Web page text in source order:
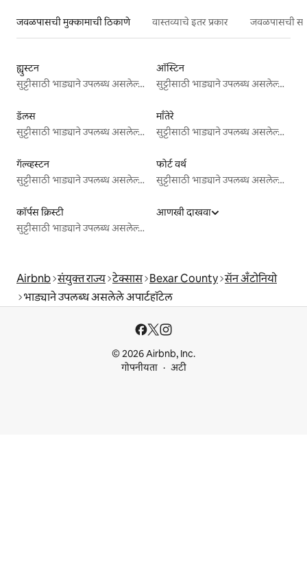
जवळपासची मुक्कामाची ठिकाणे वास्तव्याचे इतर प्रकार जवळपासची
ह्युस्टन
सुट्टीसाठी भाड्याने उपलब्ध असलेल्या जागा
ऑस्टिन
सुट्टीसाठी भाड्याने उपलब्ध असलेल्या जागा
डॅलस
सुट्टीसाठी भाड्याने उपलब्ध असलेल्या जागा
माँतेरे
सुट्टीसाठी भाड्याने उपलब्ध असलेल्या जागा
गॅल्व्हस्टन
सुट्टीसाठी भाड्याने उपलब्ध असलेल्या जागा
फोर्ट वर्थ
सुट्टीसाठी भाड्याने उपलब्ध असलेल्या जागा
कॉर्पस क्रिस्टी
सुट्टीसाठी भाड्याने उपलब्ध असलेल्या जागा
आणखी दाखवा
Airbnb संयुक्त राज्य टेक्सास Bexar County सॅन अँटोनियो
भाड्याने उपलब्ध असलेले अपार्टहॉटेल
© 2026 Airbnb, Inc.
गोपनीयता
अटी